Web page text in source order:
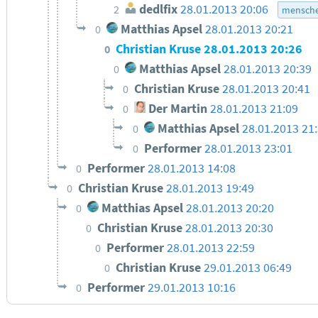
2 dedlfix28.01.2013 20:06
0 Matthias Apsel 28.01.2013 20:21
0 Christian Kruse28.01.2013 20:26
0 Matthias Apsel28.01.2013 20:39
0 Christian Kruse28.01.2013 20:41
0 Der Martin28.01.2013 21:09
0 Matthias Apsel28.01.2013
0 Performer28.01.2013 23:01
0 Performer28.01.2013 14:08
0 Christian Kruse28.01.2013 19:49
0 Matthias Apsel28.01.2013 20:20
0 Christian Kruse28.01.2013 20:30
0 Performer28.01.2013 22:59
0 Christian Kruse29.01.2013 06:49
0 Performer29.01.2013 10:16